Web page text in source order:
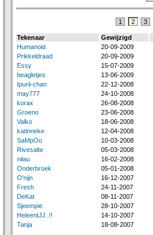
1 2 3
Tekenaar Gewijzigd
Humanoid
20-09-2009
Prikkeldraad
20-09-2009
Essy
15-07-2009
beagletjes
13-06-2009
Ipurii-chan
22-12-2008
may777
24-10-2008
korax
26-08-2008
Groeno
23-06-2008
Valko
18-06-2008
katinneke
12-04-2008
SaMpOo
10-03-2008
Rivesalte
05-03-2008
nilau
16-02-2008
Onderbroek
05-01-2008
O'nijn
16-12-2007
Fresh
24-11-2007
DeKat
08-11-2007
Sjeempie
28-10-2007
HeleentJJ..!!
14-10-2007
Tanja
18-08-2007